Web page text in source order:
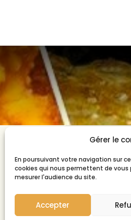
Gérer le
En poursuivant votre navigation sur
cookies qui nous permettent de
mesurer l'audience du site.
Accepter
31